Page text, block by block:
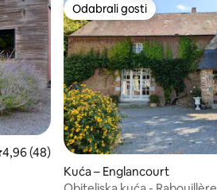
„Odabrali gosti”
ocjena: 4,96/5, recenzija: 48
4,96 (48)
Odabrali gosti
Odabrali gosti
Kuća – Englancourt